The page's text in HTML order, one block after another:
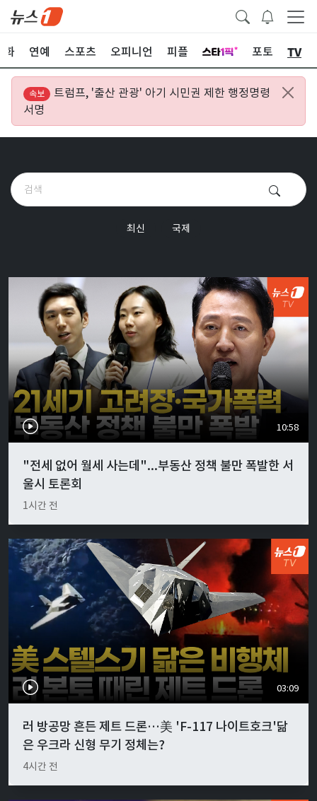
화 연예 스포츠 오피니언 피플 포토 TV
속보
트럼프, '출산 관광' 아기 시민권 제한 행정명령
서명
최신 국제
10:58
"전세 없어 월세 사는데"...부동산 정책 불만 폭발한 서
울시 토론회
1시간 전
03:09
러 방공망 흔든 제트 드론…美 'F-117 나이트호크'닮
은 우크라 신형 무기 정체는?
4시간 전